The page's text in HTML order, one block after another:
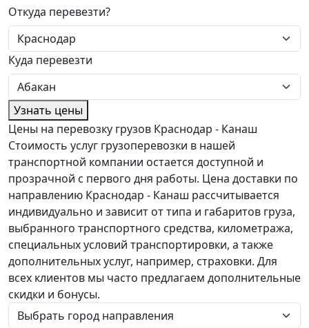
Откуда перевезти?
Куда перевезти
Узнать цены
Цены на перевозку грузов Краснодар - Канаш
Стоимость услуг грузоперевозки в нашей
транспортной компании остается доступной и
прозрачной с первого дня работы. Цена доставки по
направлению Краснодар - Канаш рассчитывается
индивидуально и зависит от типа и габаритов груза,
выбранного транспортного средства, километража,
специальных условий транспортировки, а также
дополнительных услуг, например, страховки. Для
всех клиентов мы часто предлагаем дополнительные
скидки и бонусы.